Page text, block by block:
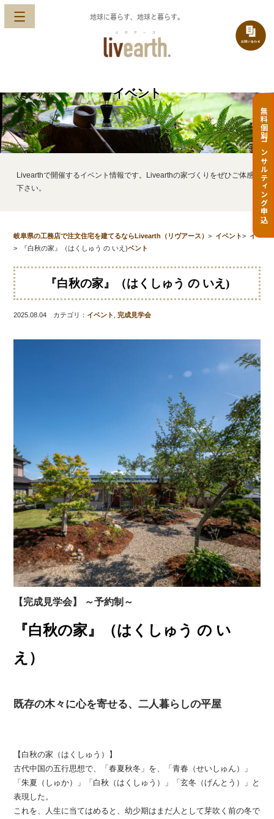
地球に暮らす、地球と暮らす。
無料個別コンサルティング申込
イベント
Livearthで開催するイベント情報です。Livearthの家づくりをぜひご体感
下さい。
岐阜県の工務店で注文住宅を建てるならLivearth（リヴアース）> イベント> イ
ベント
> 『白秋の家』（はくしゅう の いえ)
『白秋の家』（はくしゅう の いえ)
2025.08.04 カテゴリ：イベント ,完成見学会
【完成見学会】 ～予約制～
『白秋の家』
（はくしゅう の い
え）
既存の木々に心を寄せる、二人暮らしの平屋
【白秋の家（はくしゅう）】
古代中国の五行思想で、「春夏秋冬」を、「青春（せいしゅん）」
「朱夏（しゅか）」「白秋（はくしゅう）」「玄冬（げんとう）」と
表現した。
これを、人生に当てはめると、幼少期はまだ人として芽吹く前の冬で